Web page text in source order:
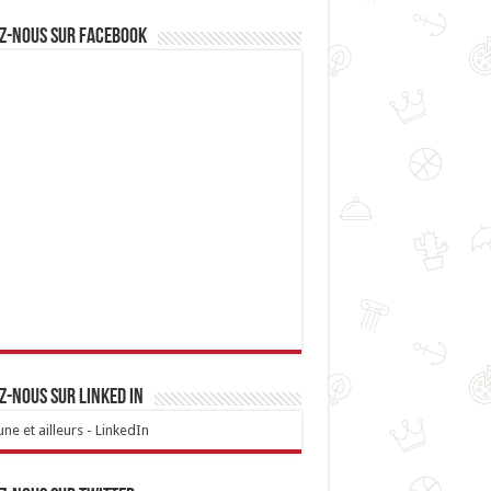
nous sur Facebook
nous sur linked IN
et ailleurs - LinkedIn